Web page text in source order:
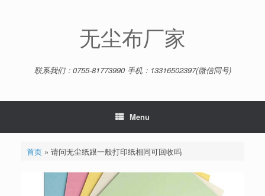
无尘布厂家
联系我们：0755-81773990 手机：13316502397(微信同号)
Menu
首页» 请问无尘纸跟一般打印纸相同可回收吗